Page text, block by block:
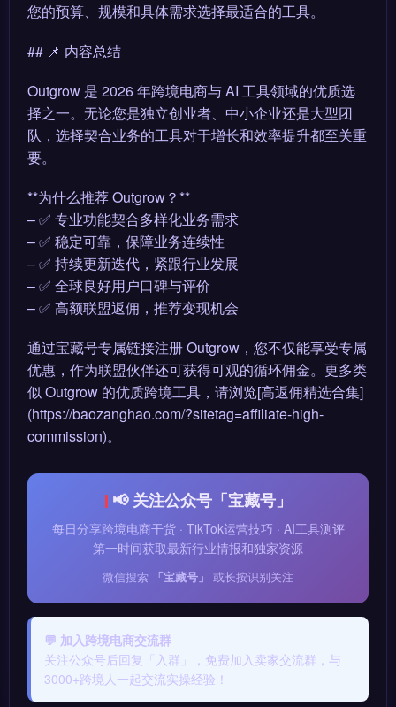
您的预算、规模和具体需求选择最适合的工具。
## 📌 内容总结
Outgrow 是 2026 年跨境电商与 AI 工具领域的优质选
择之一。无论您是独立创业者、中小企业还是大型团
队，选择契合业务的工具对于增长和效率提升都至关重
要。
**为什么推荐 Outgrow？**
– ✅ 专业功能契合多样化业务需求
– ✅ 稳定可靠，保障业务连续性
– ✅ 持续更新迭代，紧跟行业发展
– ✅ 全球良好用户口碑与评价
– ✅ 高额联盟返佣，推荐变现机会
通过宝藏号专属链接注册 Outgrow，您不仅能享受专属
优惠，作为联盟伙伴还可获得可观的循环佣金。更多类
似 Outgrow 的优质跨境工具，请浏览[高返佣精选合集]
(https://baozanghao.com/?sitetag=affiliate-high-
commission)。
📢 关注公众号「宝藏号」
每日分享跨境电商干货 · TikTok运营技巧 · AI工具测评
第一时间获取最新行业情报和独家资源
微信搜索 「宝藏号」 或长按识别关注
💬 加入跨境电商交流群
关注公众号后回复「入群」，免费加入卖家交流群，与
3000+跨境人一起交流实操经验！